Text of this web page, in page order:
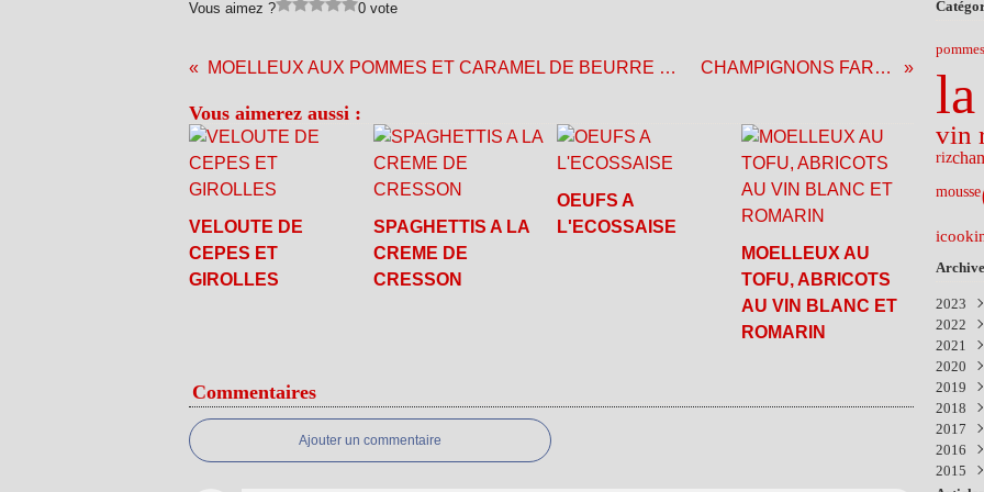
Vous aimez ? 0 vote
MOELLEUX AUX POMMES ET CARAMEL DE BEURRE SALE CHAMPIGNONS FARCIS
Vous aimerez aussi :
VELOUTE DE
CEPES ET
GIROLLES
SPAGHETTIS A LA
CREME DE
CRESSON
OEUFS A
L'ECOSSAISE
MOELLEUX AU
TOFU, ABRICOTS
AU VIN BLANC ET
ROMARIN
Commentaires
Ajouter un commentaire
vin
riz
mousse
2023
2022
2021
Avril
Mars
2020
Août
Avril
Mars
2019
Mars
2018
2017
Août
2016
2015